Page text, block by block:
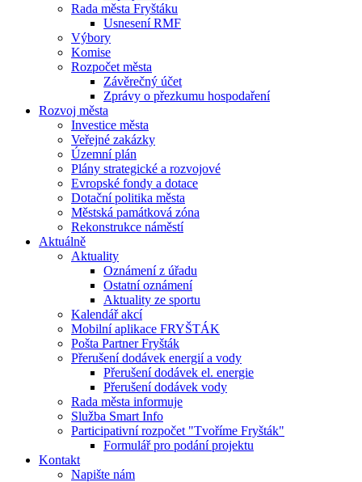
Rada města Fryštáku
Usnesení RMF
Výbory
Komise
Rozpočet města
Závěrečný účet
Zprávy o přezkumu hospodaření
Rozvoj města
Investice města
Veřejné zakázky
Územní plán
Plány strategické a rozvojové
Evropské fondy a dotace
Dotační politika města
Městská památková zóna
Rekonstrukce náměstí
Aktuálně
Aktuality
Oznámení z úřadu
Ostatní oznámení
Aktuality ze sportu
Kalendář akcí
Mobilní aplikace FRYŠTÁK
Pošta Partner Fryšták
Přerušení dodávek energií a vody
Přerušení dodávek el. energie
Přerušení dodávek vody
Rada města informuje
Služba Smart Info
Participativní rozpočet "Tvoříme Fryšták"
Formulář pro podání projektu
Kontakt
Napište nám